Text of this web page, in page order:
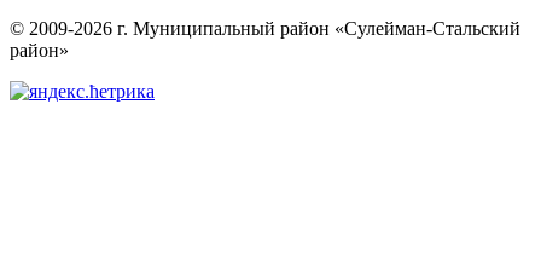
© 2009-2026 г. Муниципальный район «Сулейман-Стальский
район»